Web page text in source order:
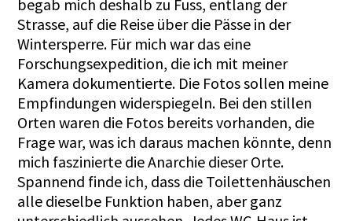
begab mich deshalb zu Fuss, entlang der
Strasse, auf die Reise über die Pässe in der
Wintersperre. Für mich war das eine
Forschungsexpedition, die ich mit meiner
Kamera dokumentierte. Die Fotos sollen meine
Empfindungen widerspiegeln. Bei den stillen
Orten waren die Fotos bereits vorhanden, die
Frage war, was ich daraus machen könnte, denn
mich faszinierte die Anarchie dieser Orte.
Spannend finde ich, dass die Toilettenhäuschen
alle dieselbe Funktion haben, aber ganz